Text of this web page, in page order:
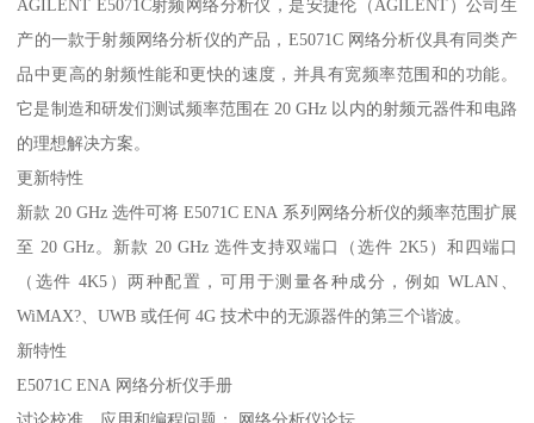
AGILENT E5071C射频网络分析仪，是安捷伦（AGILENT）公司生
产的一款于射频网络分析仪的产品，E5071C 网络分析仪具有同类产
品中更高的射频性能和更快的速度，并具有宽频率范围和的功能。
它是制造和研发们测试频率范围在 20 GHz 以内的射频元器件和电路
的理想解决方案。
更新特性
新款 20 GHz 选件可将 E5071C ENA 系列网络分析仪的频率范围扩展
至 20 GHz。新款 20 GHz 选件支持双端口（选件 2K5）和四端口
（选件 4K5）两种配置，可用于测量各种成分，例如 WLAN、
WiMAX?、UWB 或任何 4G 技术中的无源器件的第三个谐波。
新特性
E5071C ENA 网络分析仪手册
讨论校准、应用和编程问题： 网络分析仪论坛